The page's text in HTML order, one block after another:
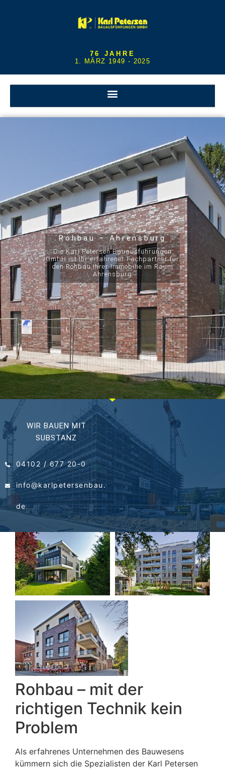
76 JAHRE
1. MÄRZ 1949 - 2025
Rohbau – Ahrensburg
Die Karl Petersen Bauausführungen
GmbH ist Ihr erfahrener Fachpartner für
den Rohbau Ihrer Immobilie im Raum
Ahrensburg
WIR BAUEN MIT
SUBSTANZ
04102 / 677 20-0
info@karlpetersenbau.
de
Rohbau – mit der
richtigen Technik kein
Problem
Als erfahrenes Unternehmen des Bauwesens
kümmern sich die Spezialisten der Karl Petersen